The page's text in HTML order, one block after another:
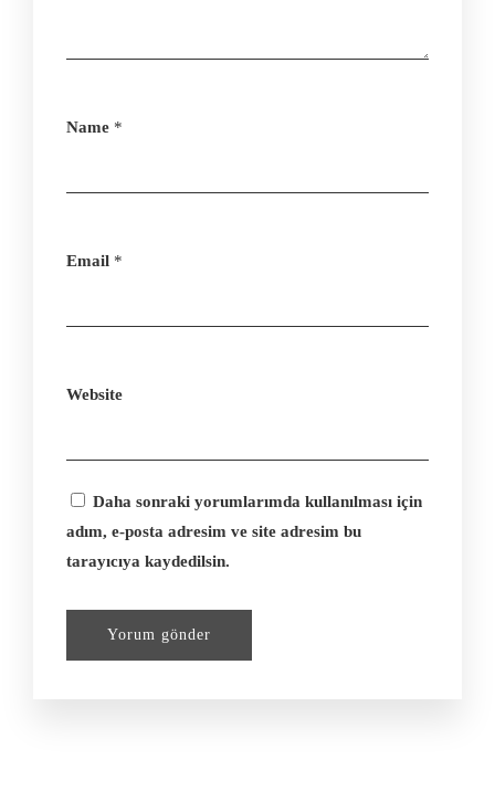
Name *
Email *
Website
Daha sonraki yorumlarımda kullanılması için
adım, e-posta adresim ve site adresim bu
tarayıcıya kaydedilsin.